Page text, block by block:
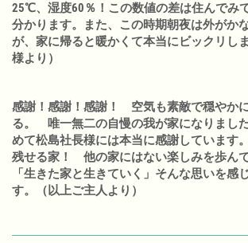
25℃、湿度60％！この数値の差は住んでみ
分かります。また、この時期朝夜は外がか
が、家に帰ると暖かくて本当にビックリし
様より）
感謝！感謝！感謝！ 空気も素敵で穏やか
る。 唯一無二の自慢の我が家になりまし
めて松島社長様には本当に感謝していま
残せる家！ 他の家にはない楽しみを歩ん
「生きた家と生きていく」そんな思いを感
す。（以上ご主人より）